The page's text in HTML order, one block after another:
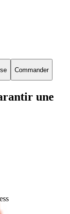
Commander
une